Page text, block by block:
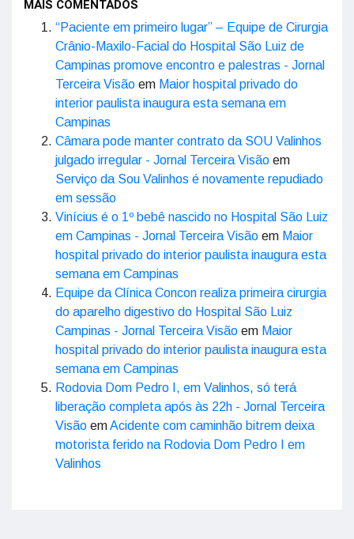
MAIS COMENTADOS
“Paciente em primeiro lugar” – Equipe de Cirurgia
Crânio-Maxilo-Facial do Hospital São Luiz de
Campinas promove encontro e palestras - Jornal
Terceira Visão em Maior hospital privado do
interior paulista inaugura esta semana em
Campinas
Câmara pode manter contrato da SOU Valinhos
julgado irregular - Jornal Terceira Visão em
Serviço da Sou Valinhos é novamente repudiado
em sessão
Vinícius é o 1º bebê nascido no Hospital São Luiz
em Campinas - Jornal Terceira Visão em Maior
hospital privado do interior paulista inaugura esta
semana em Campinas
Equipe da Clínica Concon realiza primeira cirurgia
do aparelho digestivo do Hospital São Luiz
Campinas - Jornal Terceira Visão em Maior
hospital privado do interior paulista inaugura esta
semana em Campinas
Rodovia Dom Pedro I, em Valinhos, só terá
liberação completa após às 22h - Jornal Terceira
Visão emAcidente com caminhão bitrem deixa
motorista ferido na Rodovia Dom Pedro I em
Valinhos